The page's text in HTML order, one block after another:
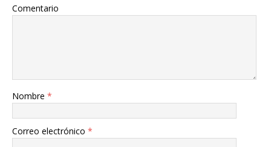
Comentario
Nombre *
Correo electrónico *